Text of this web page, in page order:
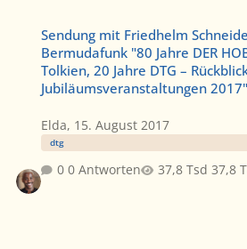
Sendung mit Friedhelm
Bermudafunk "80 Jahre DER
Tolkien, 20 Jahre DTG –
Jubiläumsveranstaltungen 2017"
Elda, 15. August 2017
dtg
0 Antworten 37,8